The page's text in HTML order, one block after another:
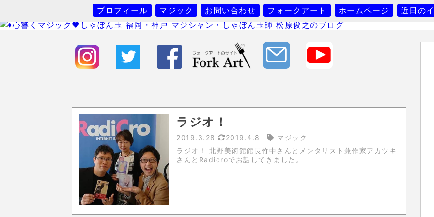
プロフィール マジック お問い合わせ フォークアート ホームページ 近日の
ラジオ！
2019.3.28 2019.4.8
マジック
ラジオ！ 北野美術館館長竹中さんとメンタリスト兼作家アカツキ
さんとRadicroでお話してきました。